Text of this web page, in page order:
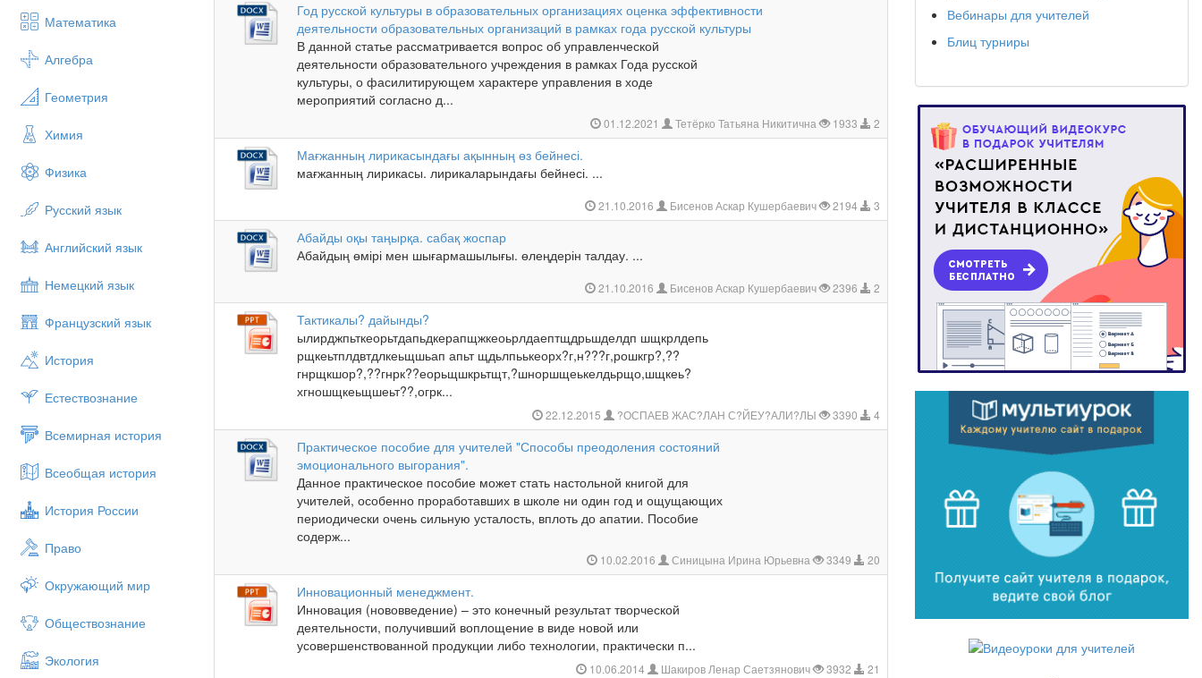
Математика
Алгебра
Геометрия
Химия
Физика
Русский язык
Английский язык
Немецкий язык
Французский язык
История
Естествознание
Всемирная история
Всеобщая история
История России
Право
Окружающий мир
Обществознание
Экология
Год русской культуры в образовательных организациях оценка эффективности
деятельности образовательных организаций в рамках года русской культуры
В данной статье рассматривается вопрос об управленческой
деятельности образовательного учреждения в рамках Года русской
культуры, о фасилитирующем характере управления в ходе
мероприятий согласно д...
01.12.2021 Тетёрко Татьяна Никитична 1933 2
Мағжанның лирикасындағы ақынның өз бейнесі.
мағжанның лирикасы. лирикаларындағы бейнесі. ...
21.10.2016 Бисенов Аскар Кушербаевич 2194 3
Абайды оқы таңырқа. сабақ жоспар
Абайдың өмірі мен шығармашылығы. өлеңдерін талдау. ...
21.10.2016 Бисенов Аскар Кушербаевич 2396 2
Тактикалы? дайынды?
ылирджпьткеорьтдапьдкерапщжкеоьрлдаептщдрьшделдп шщкрлдепь
рщкеьтплдвтдлкеьщшьап апьт щдьлпьькеорх?г,н???г,рошкгр?,??
гнрщкшор?,??гнрк??еорьщшкрьтщт,?шноршщеькелдьрщо,шщкеь?
хгношщкеьщшеьт??,огрк...
22.12.2015 ?ОСПАЕВ ЖАС?ЛАН С?ЙЕУ?АЛИ?ЛЫ 3390 4
Практическое пособие для учителей "Способы преодоления состояний
эмоционального выгорания".
Данное практическое пособие может стать настольной книгой для
учителей, особенно проработавших в школе ни один год и ощущающих
периодически очень сильную усталость, вплоть до апатии. Пособие
содерж...
10.02.2016 Синицына Ирина Юрьевна 3349 20
Инновационный менеджмент.
Инновация (нововведение) – это конечный результат творческой
деятельности, получивший воплощение в виде новой или
усовершенствованной продукции либо технологии, практически п...
10.06.2014 Шакиров Ленар Саетзянович 3932 21
Вебинары для учителей
Блиц турниры